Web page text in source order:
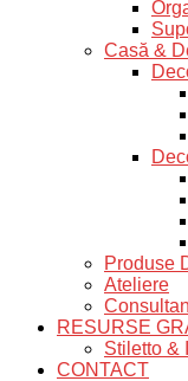
Casă &
Produse
Ateliere
RESURSE
Stiletto &
CONTACT